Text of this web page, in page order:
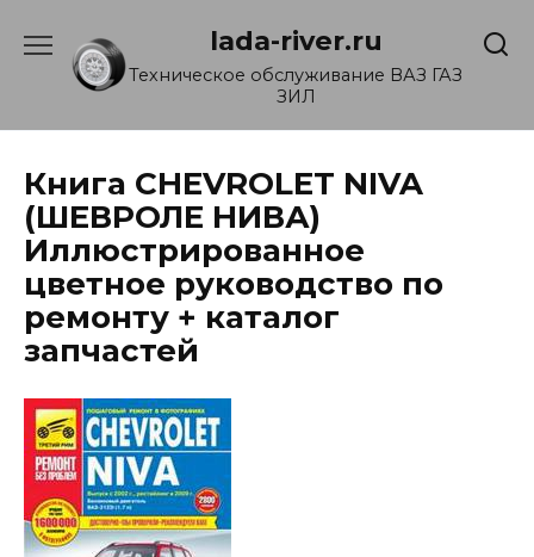
содержанию
lada-river.ru
Техническое обслуживание ВАЗ ГАЗ
ЗИЛ
Книга CHEVROLET NIVA
(ШЕВРОЛЕ НИВА)
Иллюстрированное
цветное руководство по
ремонту + каталог
запчастей